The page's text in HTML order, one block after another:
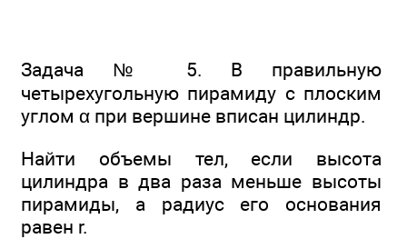
Задача № 5. В правильную
четырехугольную пирамиду с плоским
углом α при вершине вписан цилиндр.
Найти объемы тел, если высота
цилиндра в два раза меньше высоты
пирамиды, а радиус его основания
равен r.